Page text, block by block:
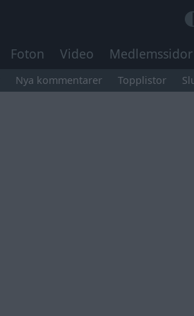
Foton Video Medlemssidor
Nya kommentarer Topplistor